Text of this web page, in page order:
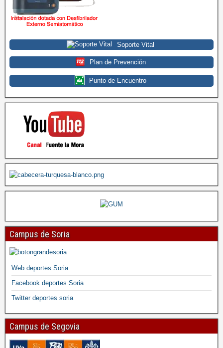
Soporte Vital
Plan de Prevención
Punto de Encuentro
Campus de Soria
Web deportes Soria
Facebook deportes Soria
Twitter deportes soria
Campus de Segovia